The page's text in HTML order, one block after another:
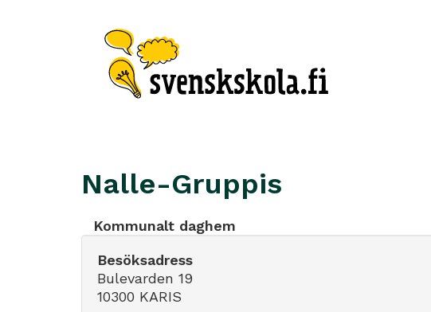
Nalle-Gruppis
Kommunalt daghem
Besöksadress
Bulevarden 19
10300 KARIS